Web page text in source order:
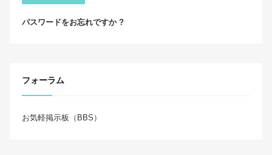
パスワードをお忘れですか ?
フォーラム
お気軽掲示板（BBS）